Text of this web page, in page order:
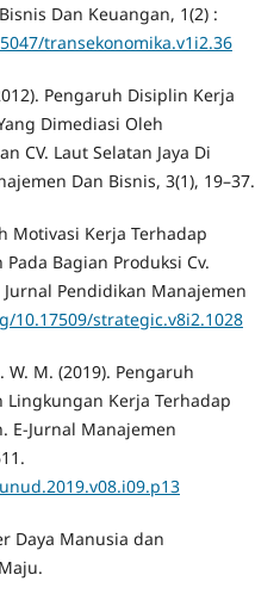
Dan Keuangan, 1(2) :
transekonomika.v1i2.36
Pengaruh Disiplin Kerja
Dimediasi Oleh
CV. Laut Selatan Jaya Di
Dan Bisnis, 3(1), 19–37.
Motivasi Kerja Terhadap
Bagian Produksi Cv.
Pendidikan Manajemen
10.17509/strategic.v8i2.1028
M. (2019). Pengaruh
Lingkungan Kerja Terhadap
E-Jurnal Manajemen
Daya Manusia dan